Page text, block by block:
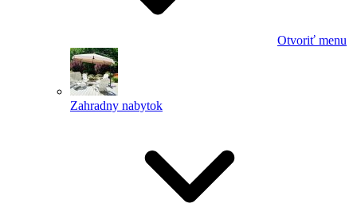
Otvoriť menu
Zahradny nabytok